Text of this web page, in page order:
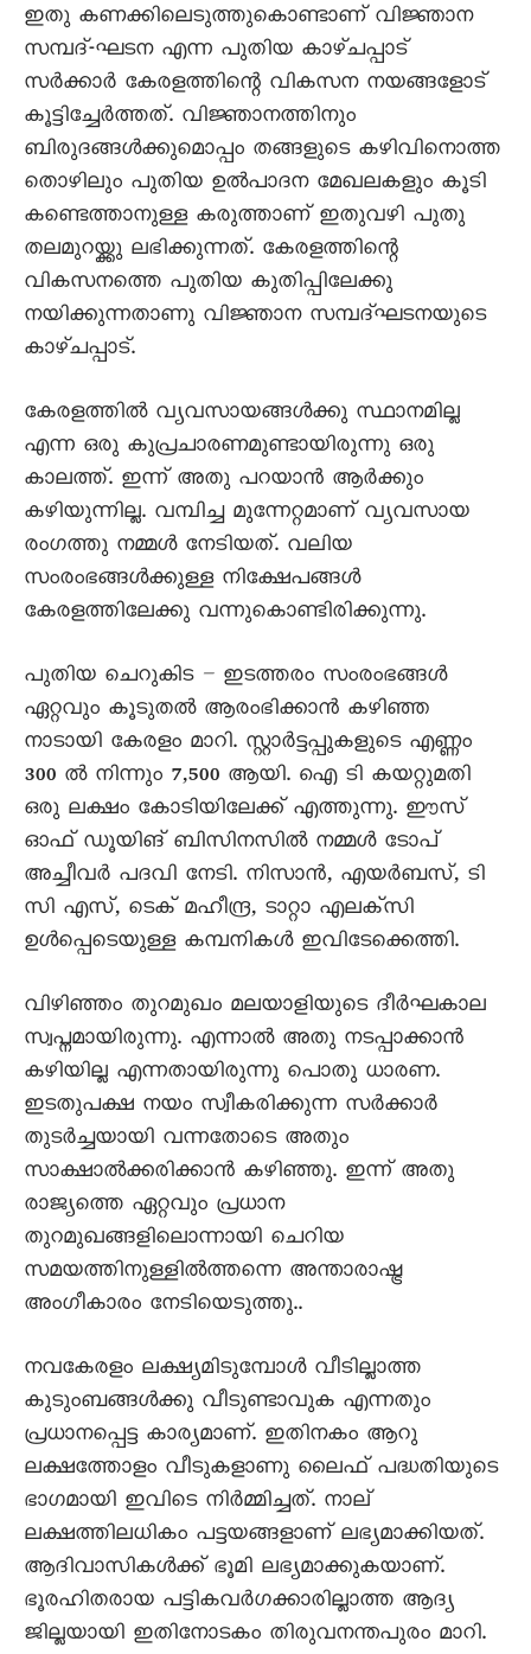
ഇതു കണക്കിലെടുത്തുകൊണ്ടാണ് വിജ്ഞാന
സമ്പദ്-ഘടന എന്ന പുതിയ കാഴ്ചപ്പാട്
സർക്കാർ കേരളത്തിന്റെ വികസന നയങ്ങളോട്
കൂട്ടിച്ചേർത്തത്. വിജ്ഞാനത്തിനും
ബിരുദങ്ങൾക്കുമൊപ്പം തങ്ങളുടെ കഴിവിനൊത്ത
തൊഴിലും പുതിയ ഉൽപാദന മേഖലകളും കൂടി
കണ്ടെത്താനുള്ള കരുത്താണ് ഇതുവഴി പുതു
തലമുറയ്ക്കു ലഭിക്കുന്നത്. കേരളത്തിന്റെ
വികസനത്തെ പുതിയ കുതിപ്പിലേക്കു
നയിക്കുന്നതാണു വിജ്ഞാന സമ്പദ്ഘടനയുടെ
കാഴ്ചപ്പാട്.
കേരളത്തിൽ വ്യവസായങ്ങൾക്കു സ്ഥാനമില്ല
എന്ന ഒരു കുപ്രചാരണമുണ്ടായിരുന്നു ഒരു
കാലത്ത്. ഇന്ന് അതു പറയാൻ ആർക്കും
കഴിയുന്നില്ല. വമ്പിച്ച മുന്നേറ്റമാണ് വ്യവസായ
രംഗത്തു നമ്മൾ നേടിയത്. വലിയ
സംരംഭങ്ങൾക്കുള്ള നിക്ഷേപങ്ങൾ
കേരളത്തിലേക്കു വന്നുകൊണ്ടിരിക്കുന്നു.
പുതിയ ചെറുകിട – ഇടത്തരം സംരംഭങ്ങൾ
ഏറ്റവും കൂടുതൽ ആരംഭിക്കാൻ കഴിഞ്ഞ
നാടായി കേരളം മാറി. സ്റ്റാർട്ടപ്പുകളുടെ എണ്ണം
300 ൽ നിന്നും 7,500 ആയി. ഐ ടി കയറ്റുമതി
ഒരു ലക്ഷം കോടിയിലേക്ക് എത്തുന്നു. ഈസ്
ഓഫ് ഡൂയിങ് ബിസിനസിൽ നമ്മൾ ടോപ്
അച്ചീവർ പദവി നേടി. നിസാൻ, എയർബസ്, ടി
സി എസ്, ടെക് മഹീന്ദ്ര, ടാറ്റാ എലക്‌സി
ഉൾപ്പെടെയുള്ള കമ്പനികൾ ഇവിടേക്കെത്തി.
വിഴിഞ്ഞം തുറമുഖം മലയാളിയുടെ ദീർഘകാല
സ്വപ്നമായിരുന്നു. എന്നാൽ അതു നടപ്പാക്കാൻ
കഴിയില്ല എന്നതായിരുന്നു പൊതു ധാരണ.
ഇടതുപക്ഷ നയം സ്വീകരിക്കുന്ന സർക്കാർ
തുടർച്ചയായി വന്നതോടെ അതും
സാക്ഷാൽക്കരിക്കാൻ കഴിഞ്ഞു. ഇന്ന് അതു
രാജ്യത്തെ ഏറ്റവും പ്രധാന
തുറമുഖങ്ങളിലൊന്നായി ചെറിയ
സമയത്തിനുള്ളിൽത്തന്നെ അന്താരാഷ്ട്ര
അംഗീകാരം നേടിയെടുത്തു..
നവകേരളം ലക്ഷ്യമിടുമ്പോൾ വീടില്ലാത്ത
കുടുംബങ്ങൾക്കു വീടുണ്ടാവുക എന്നതും
പ്രധാനപ്പെട്ട കാര്യമാണ്. ഇതിനകം ആറു
ലക്ഷത്തോളം വീടുകളാണു ലൈഫ് പദ്ധതിയുടെ
ഭാഗമായി ഇവിടെ നിർമ്മിച്ചത്. നാല്
ലക്ഷത്തിലധികം പട്ടയങ്ങളാണ് ലഭ്യമാക്കിയത്.
ആദിവാസികൾക്ക് ഭൂമി ലഭ്യമാക്കുകയാണ്.
ഭൂരഹിതരായ പട്ടികവർഗക്കാരില്ലാത്ത ആദ്യ
ജില്ലയായി ഇതിനോടകം തിരുവനന്തപുരം മാറി.